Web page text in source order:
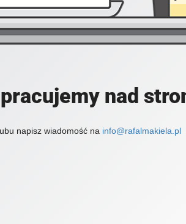
nad
napisz wiadomość na info@rafalmakiela.pl